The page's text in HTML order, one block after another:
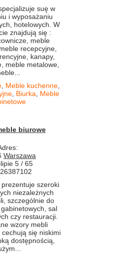
suę w
i wyposażaniu
hotelowych. W
znajdują się :
meble
recepcyjne,
kanapy,
meble metalowe,
Meble kuchenne
, Biurka
Meble
biurowe
Warszawa
5 / 65
szeroki
niezależnych
szczególnie do
sal
czy restauracji.
wzory mebli
się niskimi
dostępnością,